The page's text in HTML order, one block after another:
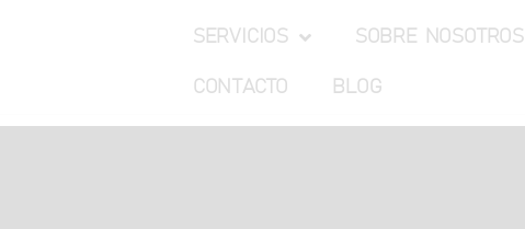
SERVICIOS SOBRE NOSOTROS
CONTACTO BLOG